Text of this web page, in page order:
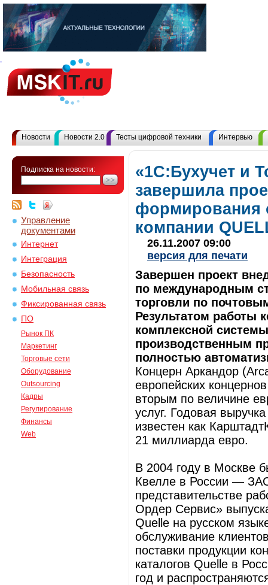
Новости Новости 2.0 Тесты цифровой техники Интервью
Подписка на новости:
Управление
документами
Интернет
Интеграция
Безопасность
Мобильная связь
Фиксированная связь
ПО
Рынок ПК
Маркетинг
Торговые сети
Оборудование
Outsourcing
Кадры
Регулирование
Финансы
Web
«1С:Бухучет и
завершила
формирования
компании
26.11.2007 09:00
версия для печати
Завершен проект
по международным
торговли по
Результатом работы
комплексной
производственным
полностью
Концерн Аркандор
европейских
вторым по величине
услуг. Годовая
известен как
21 миллиарда евро.
В 2004 году в Москве
Квелле в России —
представительстве
Ордер Сервис»
Quelle на русском
обслуживание
поставки продукции
каталогов Quelle в
год и